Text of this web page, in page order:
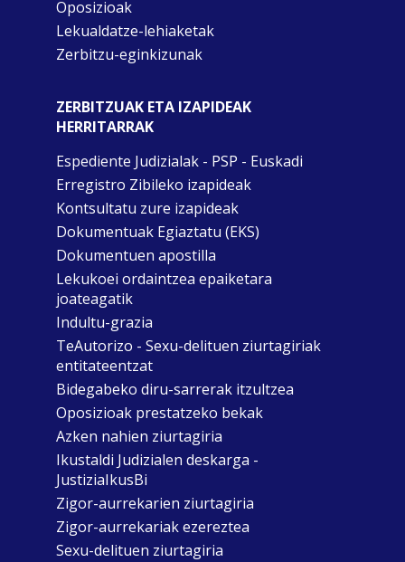
Oposizioak
Lekualdatze-lehiaketak
Zerbitzu-eginkizunak
ZERBITZUAK ETA IZAPIDEAK
HERRITARRAK
Espediente Judizialak - PSP - Euskadi
Erregistro Zibileko izapideak
Kontsultatu zure izapideak
Dokumentuak Egiaztatu (EKS)
Dokumentuen apostilla
Lekukoei ordaintzea epaiketara
joateagatik
Indultu-grazia
TeAutorizo - Sexu-delituen ziurtagiriak
entitateentzat
Bidegabeko diru-sarrerak itzultzea
Oposizioak prestatzeko bekak
Azken nahien ziurtagiria
Ikustaldi Judizialen deskarga -
JustiziaIkusBi
Zigor-aurrekarien ziurtagiria
Zigor-aurrekariak ezereztea
Sexu-delituen ziurtagiria